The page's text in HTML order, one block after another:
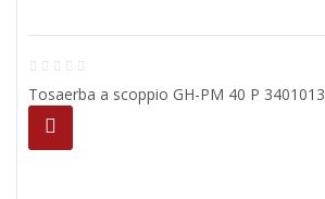
Tosaerba a scoppio GH-PM 40 P 3401013